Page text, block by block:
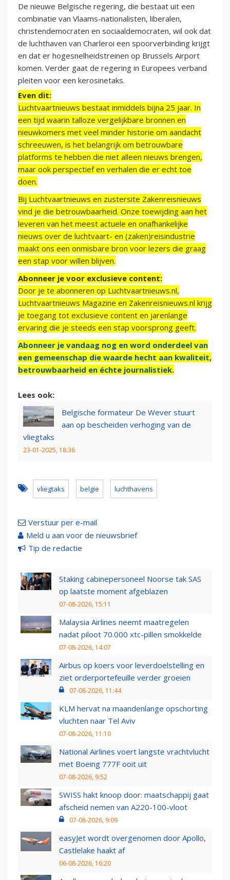
De nieuwe Belgische regering, die bestaat uit een
combinatie van Vlaams-nationalisten, liberalen,
christendemocraten en sociaaldemocraten, wil ook dat
de luchthaven van Charleroi een spoorverbinding krijgt
en dat er hogesnelheidstreinen op Brussels Airport
komen. Verder gaat de regering in Europees verband
pleiten voor een kerosinetaks.
Even dit:
Luchtvaartnieuws bestaat inmiddels bijna 25 jaar. In
een tijd waarin talloze vergelijkbare bronnen en
nieuwkomers met veel minder historie om aandacht
schreeuwen, is het belangrijk om betrouwbare
platforms te hebben die niet alleen nieuws brengen,
maar ook perspectief en verhalen die er echt toe
doen.
Bij Luchtvaartnieuws en zustersite Zakenreisnieuws
vind je die betrouwbaarheid. Onze toewijding aan het
leveren van het meest actuele en onafhankelijke
nieuws over de luchtvaart- en (zaken)reisindustrie
maakt ons een onmisbare bron voor lezers die graag
een stap voor willen blijven.
Abonneer je voor exclusieve content:
Door je te abonneren op Luchtvaartnieuws.nl,
Luchtvaartnieuws Magazine en Zakenreisnieuws.nl krijg
je toegang tot exclusieve content en jarenlange
ervaring die je steeds een stap voorsprong geeft.
Abonneer je vandaag nog en word onderdeel van
een gemeenschap die waarde hecht aan kwaliteit,
betrouwbaarheid en échte journalistiek.
Lees ook:
Belgische formateur De Wever stuurt
aan op bescheiden verhoging van de
vliegtaks
23-01-2025, 18:36
vliegtaks belgie luchthavens
Verstuur per e-mail
Meld u aan voor de nieuwsbrief
Tip de redactie
Staking cabinepersoneel Noorse tak SAS
op laatste moment afgeblazen
07-08-2026, 15:11
Malaysia Airlines neemt maatregelen
nadat piloot 70.000 xtc-pillen smokkelde
07-08-2026, 14:07
Airbus op koers voor leverdoelstelling en
ziet orderportefeuille verder groeien
07-08-2026, 11:44
KLM hervat na maandenlange opschorting
vluchten naar Tel Aviv
07-08-2026, 11:10
National Airlines voert langste vrachtvlucht
met Boeing 777F ooit uit
07-08-2026, 9:52
SWISS hakt knoop door: maatschappij gaat
afscheid nemen van A220-100-vloot
07-08-2026, 9:09
easyJet wordt overgenomen door Apollo,
Castlelake haakt af
06-08-2026, 16:20